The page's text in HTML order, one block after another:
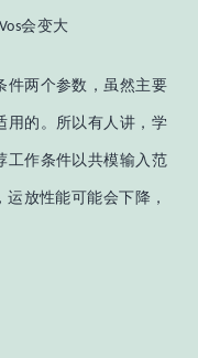
Vos会变大
件两个参数，虽然主要
用的。所以有人讲，学
工作条件以共模输入范
放性能可能会下降，